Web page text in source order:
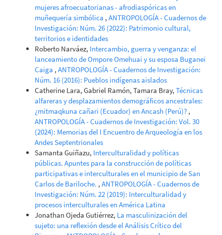
mujeres afroecuatorianas - afrodiaspóricas en
muñequería simbólica , ANTROPOLOGÍA - Cuadernos de
Investigación: Núm. 26 (2022): Patrimonio cultural,
territorios e identidades
Roberto Narváez, Intercambio, guerra y venganza: el
lanceamiento de Ompore Omehuai y su esposa Buganei
Caiga , ANTROPOLOGÍA - Cuadernos de Investigación:
Núm. 16 (2016): Pueblos indígenas aislados
Catherine Lara, Gabriel Ramón, Tamara Bray, Técnicas
alfareras y desplazamientos demográficos ancestrales:
¿mitmaqkuna cañari (Ecuador) en Ancash (Perú)? ,
ANTROPOLOGÍA - Cuadernos de Investigación: Vol. 30
(2024): Memorias del I Encuentro de Arqueología en los
Andes Septentrionales
Samanta Guiñazu, Interculturalidad y políticas
públicas. Apuntes para la construcción de políticas
participativas e interculturales en el municipio de San
Carlos de Bariloche. , ANTROPOLOGÍA - Cuadernos de
Investigación: Núm. 22 (2019): Interculturalidad y
procesos interculturales en América Latina
Jonathan Ojeda Gutiérrez, La masculinización del
sujeto: una reflexión desde el Análisis Crítico del